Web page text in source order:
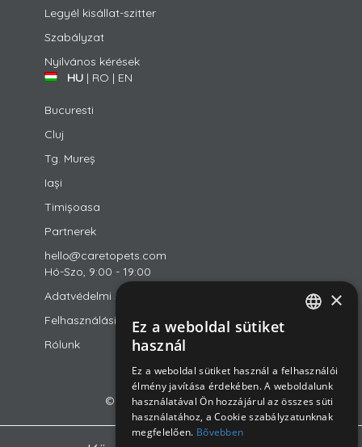
Legyél kisállat-szitter
Szabályzat
Nyilvános kérések
HU | RO | EN
Bucuresti
Cluj
Tg. Mureș
Iași
Timișoasa
Partnerek
hello@caretopets.com
Hó-Szo, 9:00 - 19:00
Adatvédelmi szabályzat
Felhasználási feltételek
Rólunk
© 2018-2026 CareToPets Ltd
HUNGARIAN
×
Ez a weboldal sütiket
használ
Ez a weboldal sütiket használ a felhasználói
élmény javítása érdekében. A weboldalunk
használatával Ön hozzájárul az összes süti
használatához, a Cookie szabályzatunknak
megfelelően. Bővebben